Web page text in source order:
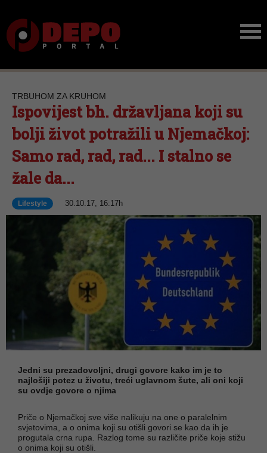
TRBUHOM ZA KRUHOM
Ispovijest bh. državljana koji su
bolji život potražili u Njemačkoj:
Samo rad, rad, rad... I stalno se
žale da...
Lifestyle 30.10.17, 16:17h
Jedni su prezadovoljni, drugi govore kako im je to
najlošiji potez u životu, treći uglavnom šute, ali oni koji
su ovdje govore o njima
Priče o Njemačkoj sve više nalikuju na one o paralelnim
svjetovima, a o onima koji su otišli govori se kao da ih je
progutala crna rupa. Razlog tome su različite priče koje stižu
o onima koji su otišli.